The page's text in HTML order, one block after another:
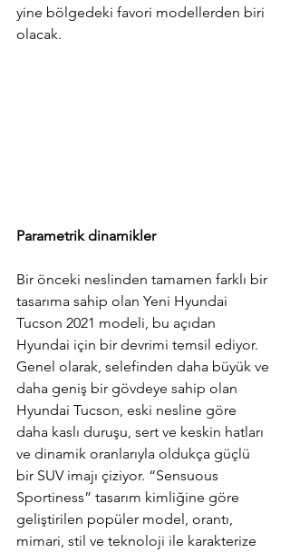
yine bölgedeki favori modellerden biri
olacak.
Parametrik dinamikler
Bir önceki neslinden tamamen farklı bir
tasarıma sahip olan Yeni Hyundai
Tucson 2021 modeli, bu açıdan
Hyundai için bir devrimi temsil ediyor.
Genel olarak, selefinden daha büyük ve
daha geniş bir gövdeye sahip olan
Hyundai Tucson, eski nesline göre
daha kaslı duruşu, sert ve keskin hatları
ve dinamik oranlarıyla oldukça güçlü
bir SUV imajı çiziyor. “Sensuous
Sportiness” tasarım kimliğine göre
geliştirilen popüler model, orantı,
mimari, stil ve teknoloji ile karakterize